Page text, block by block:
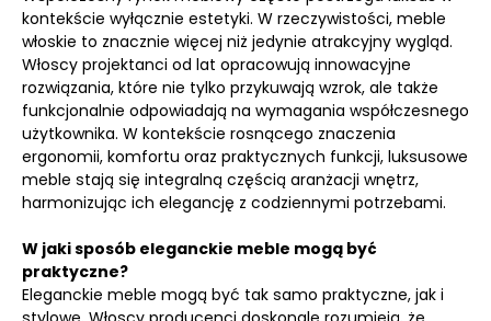
kontekście wyłącznie estetyki. W rzeczywistości, meble
włoskie to znacznie więcej niż jedynie atrakcyjny wygląd.
Włoscy projektanci od lat opracowują innowacyjne
rozwiązania, które nie tylko przykuwają wzrok, ale także
funkcjonalnie odpowiadają na wymagania współczesnego
użytkownika. W kontekście rosnącego znaczenia
ergonomii, komfortu oraz praktycznych funkcji, luksusowe
meble stają się integralną częścią aranżacji wnętrz,
harmonizując ich elegancję z codziennymi potrzebami.
W jaki sposób eleganckie meble mogą być
praktyczne?
Eleganckie meble mogą być tak samo praktyczne, jak i